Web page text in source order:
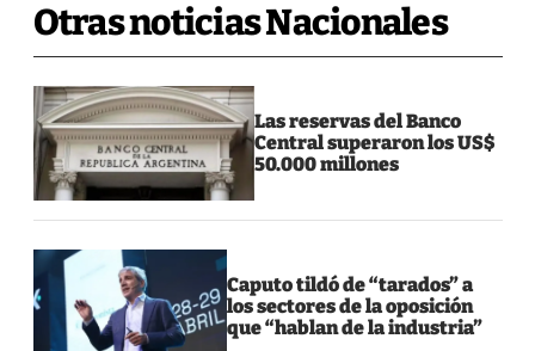
Otras noticias Nacionales
Las reservas del Banco
Central superaron los US$
50.000 millones
Caputo tildó de “tarados” a
los sectores de la oposición
que “hablan de la industria”